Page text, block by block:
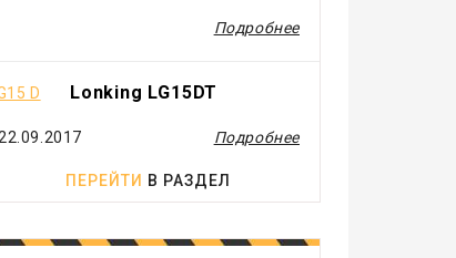
Подробнее
Lonking LG15DT
Подробнее
ПЕРЕЙТИ В РАЗДЕЛ